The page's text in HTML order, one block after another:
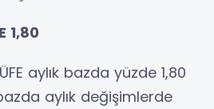
1,80
aylık bazda yüzde 1,80
aylık değişimlerde